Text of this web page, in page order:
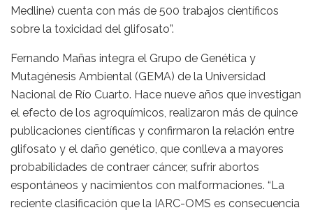
Medline) cuenta con más de 500 trabajos científicos
sobre la toxicidad del glifosato”.
Fernando Mañas integra el Grupo de Genética y
Mutagénesis Ambiental (GEMA) de la Universidad
Nacional de Río Cuarto. Hace nueve años que investigan
el efecto de los agroquímicos, realizaron más de quince
publicaciones científicas y confirmaron la relación entre
glifosato y el daño genético, que conlleva a mayores
probabilidades de contraer cáncer, sufrir abortos
espontáneos y nacimientos con malformaciones. “La
reciente clasificación que la IARC-OMS es consecuencia